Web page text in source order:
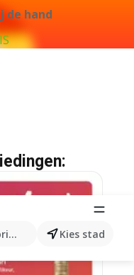
de hand
producten...
Kies stad